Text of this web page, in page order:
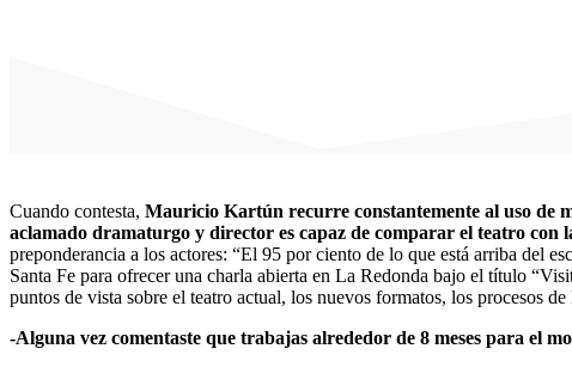
Cuando contesta, Mauricio Kartún recurre constantemente al uso de
aclamado dramaturgo y director es capaz de comparar el teatro con
preponderancia a los actores: “El 95 por ciento de lo que está arriba del
Santa Fe para ofrecer una charla abierta en La Redonda bajo el título
puntos de vista sobre el teatro actual, los nuevos formatos, los procesos
-Alguna vez comentaste que trabajas alrededor de 8 meses para el